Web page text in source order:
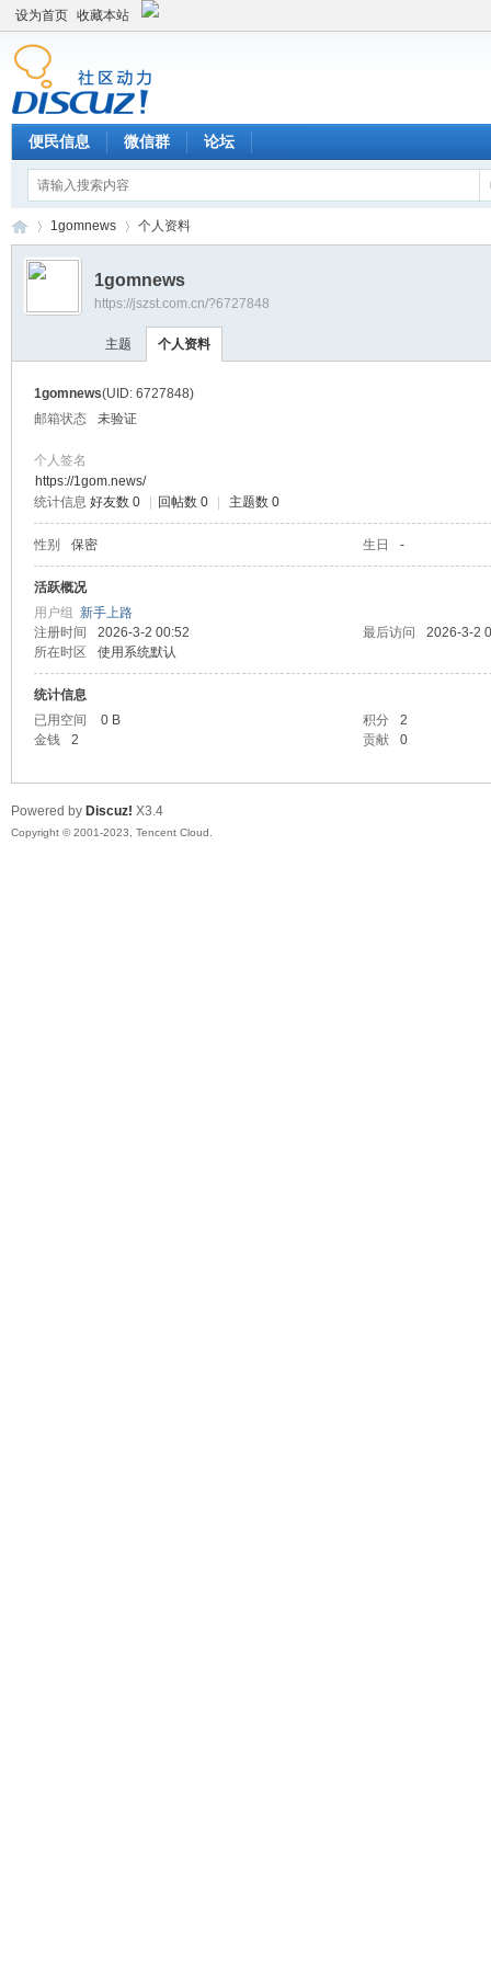
设为首页 收藏本站
便民信息 微信群 论坛
›
1gomnews 个人资料
1gomnews
https://jszst.com.cn/?6727848
主题 个人资料
1gomnews(UID: 6727848)
邮箱状态
未验证
个人签名
https://1gom.news/
统计信息 好友数 0 回帖数 0 主题数 0
性别 保密 生日 -
活跃概况
用户组 新手上路
注册时间
2026-3-2 00:52 最后访问
2026-3-2
所在时区
使用系统默认
统计信息
已用空间
0 B 积分
2
金钱
2 贡献 0
Powered by Discuz! X3.4
Copyright © 2001-2023, Tencent Cloud.